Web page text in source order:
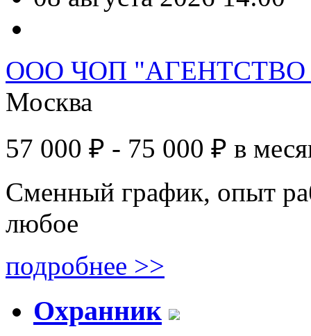
ООО ЧОП
Москва
57 000 ₽ - 75 000 ₽ в
Сменный график, опыт
любое
подробнее >>
Охранник